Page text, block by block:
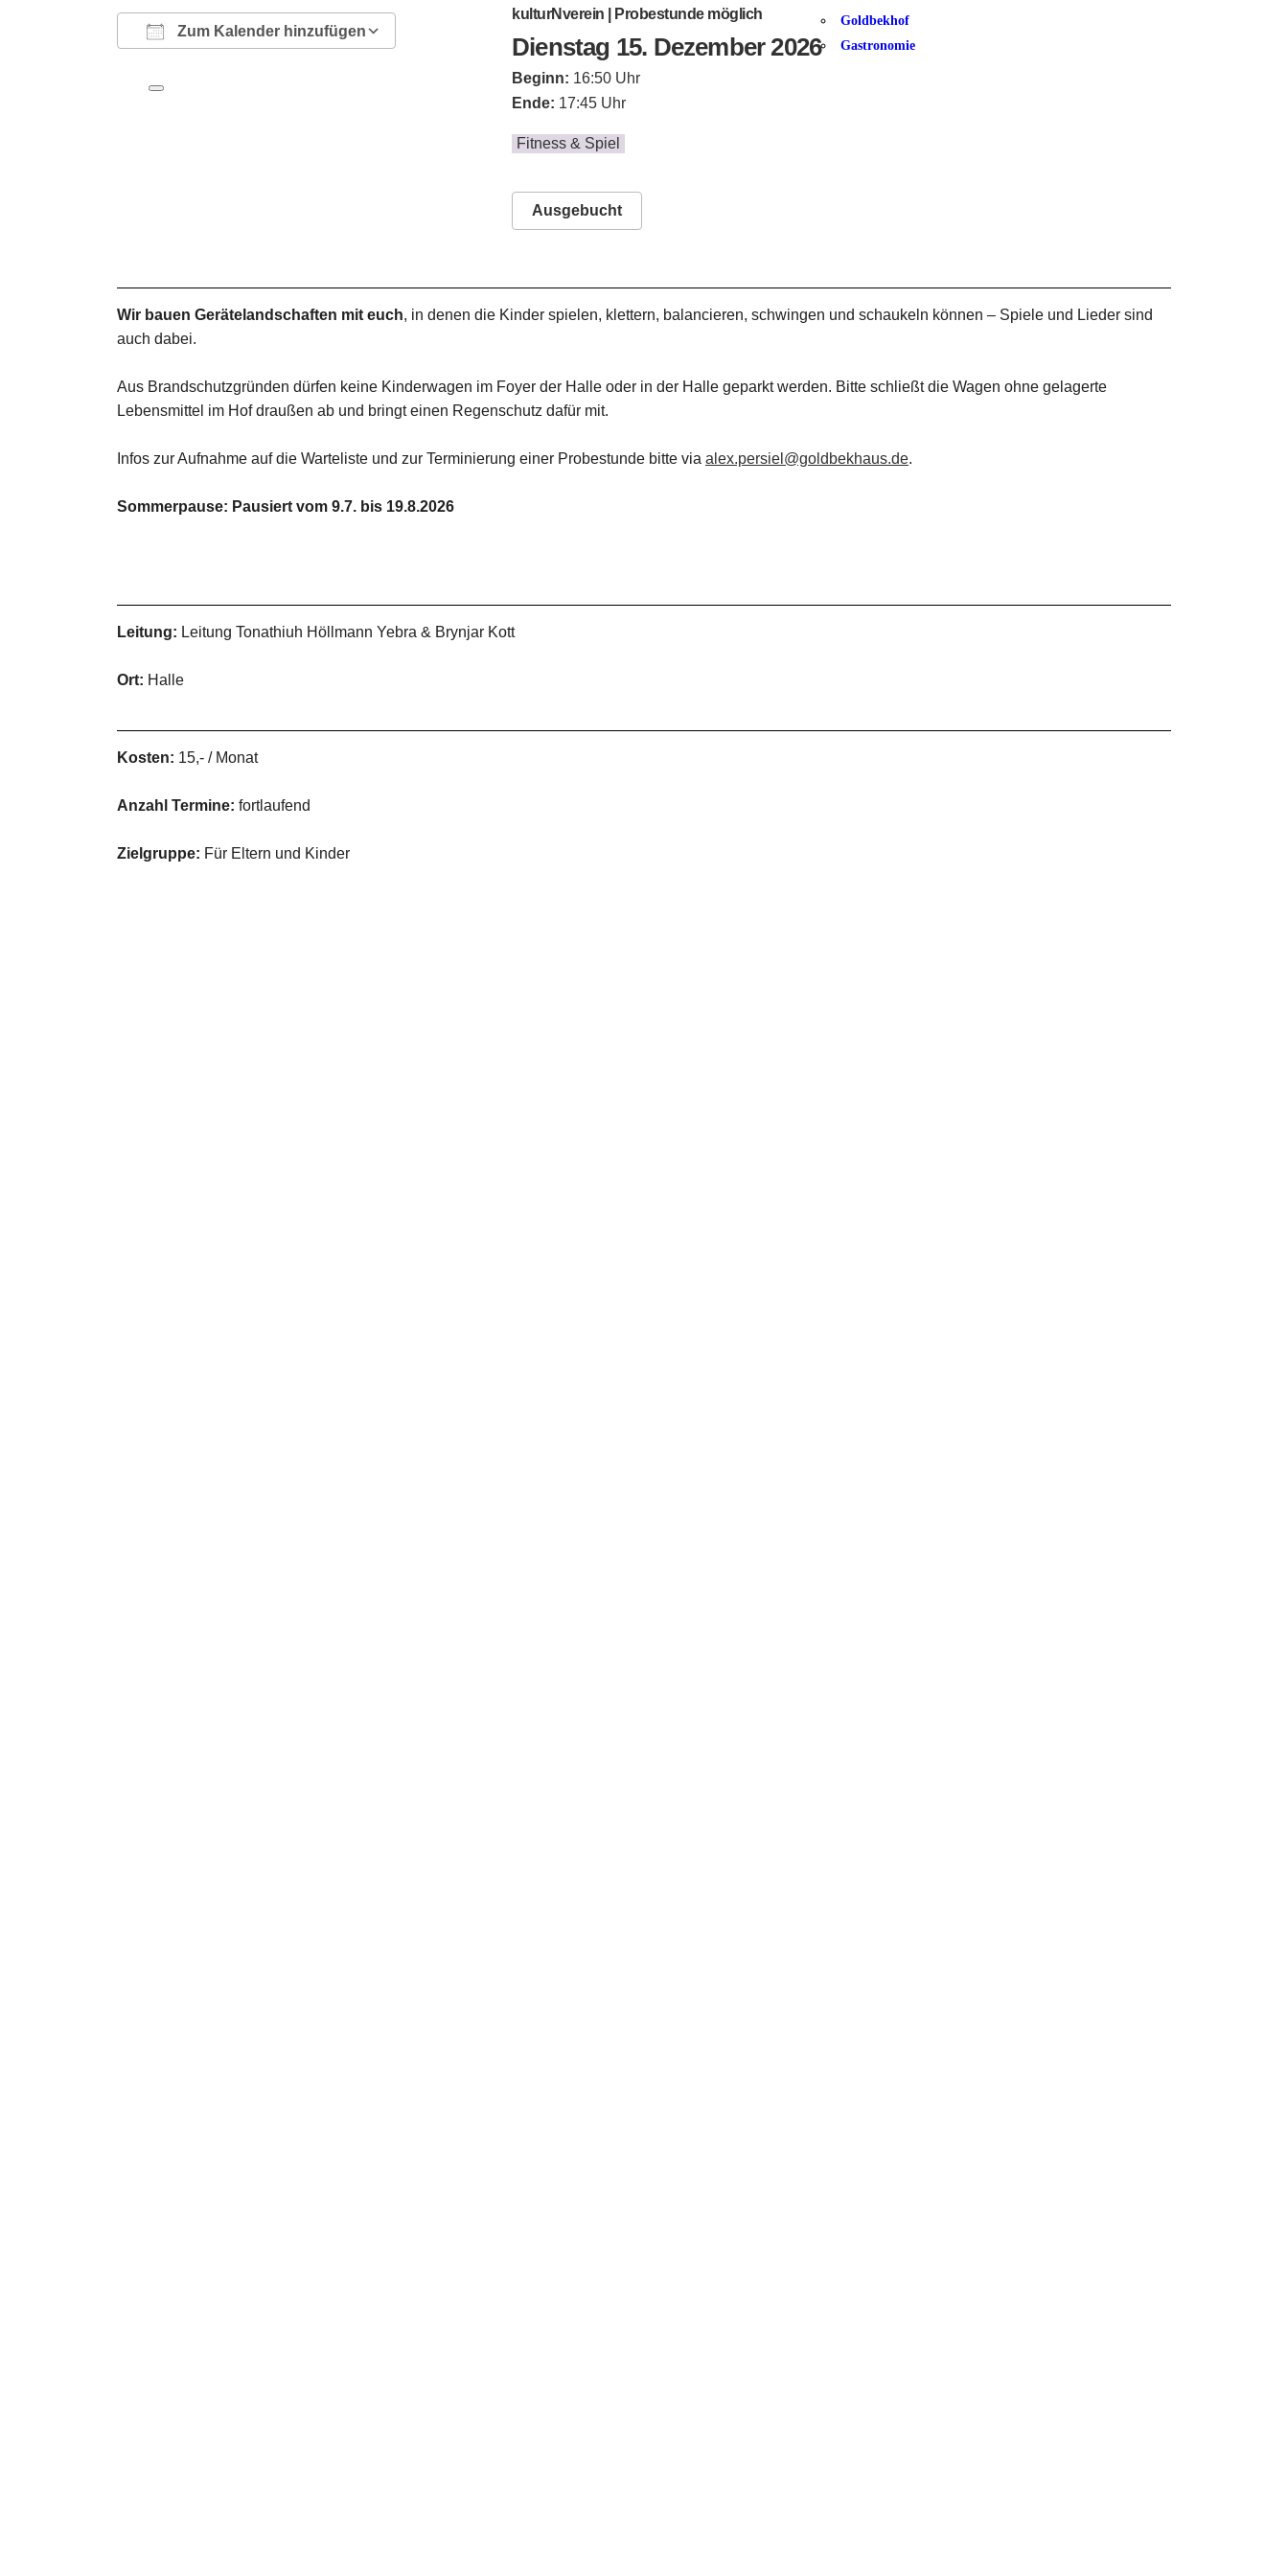
Goldbekhof
Gastronomie
Zum Kalender hinzufügen
kulturNverein | Probestunde möglich
Dienstag 15. Dezember 2026
Beginn: 16:50 Uhr
Ende: 17:45 Uhr
Fitness & Spiel
Ausgebucht
Wir bauen Gerätelandschaften mit euch, in denen die Kinder spielen, klettern, balancieren, schwingen und schaukeln können – Spiele und Lieder sind
auch dabei.
Aus Brandschutzgründen dürfen keine Kinderwagen im Foyer der Halle oder in der Halle geparkt werden. Bitte schließt die Wagen ohne gelagerte
Lebensmittel im Hof draußen ab und bringt einen Regenschutz dafür mit.
Infos zur Aufnahme auf die Warteliste und zur Terminierung einer Probestunde bitte via alex.persiel@goldbekhaus.de.
Sommerpause: Pausiert vom 9.7. bis 19.8.2026
Leitung: Leitung Tonathiuh Höllmann Yebra & Brynjar Kott
Ort: Halle
Kosten: 15,- / Monat
Anzahl Termine: fortlaufend
Zielgruppe: Für Eltern und Kinder